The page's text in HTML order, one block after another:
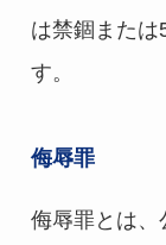
は禁錮または
す。
侮辱罪
侮辱罪とは、